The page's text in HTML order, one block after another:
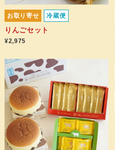
お取り寄せ 冷蔵便
りんごセット
¥2,975